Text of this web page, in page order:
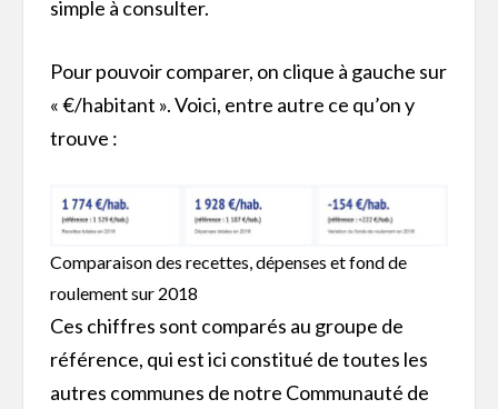
simple à consulter.
Pour pouvoir comparer, on clique à gauche sur
« €/habitant ». Voici, entre autre ce qu’on y
trouve :
Comparaison des recettes, dépenses et fond de
roulement sur 2018
Ces chiffres sont comparés au groupe de
référence, qui est ici constitué de toutes les
autres communes de notre Communauté de